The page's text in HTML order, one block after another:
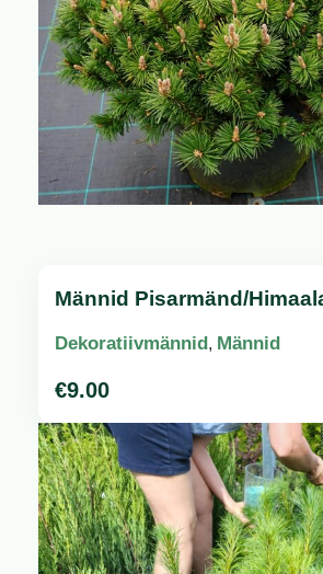
Männid Pisarmänd/
Dekoratiivmännid, Männid
€9.00